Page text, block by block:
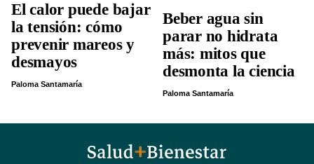
El calor puede bajar
la tensión: cómo
prevenir mareos y
desmayos
Paloma Santamaría
Beber agua sin
parar no hidrata
más: mitos que
desmonta la ciencia
Paloma Santamaría